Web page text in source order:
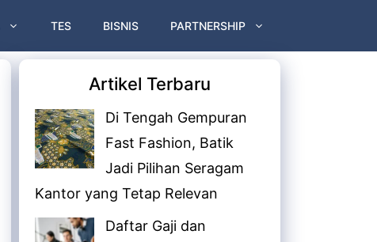
TES BISNIS PARTNERSHIP
Artikel Terbaru
Di Tengah Gempuran
Fast Fashion, Batik
Jadi Pilihan Seragam
Kantor yang Tetap Relevan
Daftar Gaji dan